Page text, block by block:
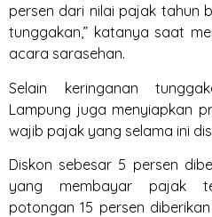
persen dari nilai pajak tahun
tunggakan,” katanya saat
acara sarasehan.
Selain keringanan
Lampung juga menyiapkan
wajib pajak yang selama ini
Diskon sebesar 5 persen
yang membayar pajak
potongan 15 persen